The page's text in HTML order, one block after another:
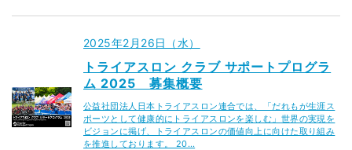
2025年2月26日（水）
トライアスロン クラブ サポートプログラ
ム 2025 募集概要
公益社団法人日本トライアスロン連合では、「だれもが生涯ス
ポーツとして健康的にトライアスロンを楽しむ」世界の実現を
ビジョンに掲げ、トライアスロンの価値向上に向けた取り組み
を推進しております。 20…